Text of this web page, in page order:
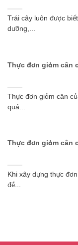
Trái cây luôn được
dưỡng,...
Thực đơn giảm cân
Thực đơn giảm cân
quá...
Thực đơn giảm cân
Khi xây dựng thực
đề...